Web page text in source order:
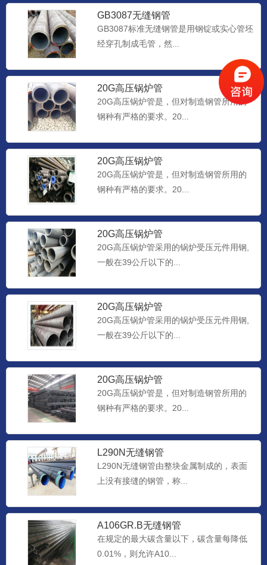
GB3087无缝钢管
GB3087标准无缝钢管是用钢锭或实心管坯
经穿孔制成毛管，然...
20G高压锅炉管
20G高压锅炉管是，但对制造钢管所用的
钢种有严格的要求。20...
20G高压锅炉管
20G高压锅炉管是，但对制造钢管所用的
钢种有严格的要求。20...
20G高压锅炉管
20G高压锅炉管采用的锅炉受压元件用钢,
一般在39公斤以下的...
20G高压锅炉管
20G高压锅炉管采用的锅炉受压元件用钢,
一般在39公斤以下的...
20G高压锅炉管
20G高压锅炉管是，但对制造钢管所用的
钢种有严格的要求。20...
L290N无缝钢管
L290N无缝钢管由整块金属制成的，表面
上没有接缝的钢管，称...
A106GR.B无缝钢管
在规定的最大碳含量以下，碳含量每降低
0.01%，则允许A10...